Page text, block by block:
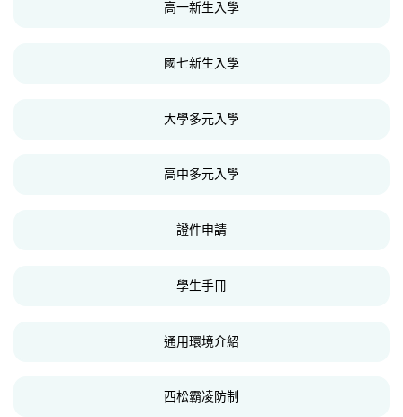
高一新生入學
國七新生入學
大學多元入學
高中多元入學
證件申請
學生手冊
通用環境介紹
西松霸凌防制